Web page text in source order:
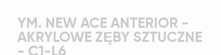
YM. NEW ACE ANTERIOR -
AKRYLOWE ZĘBY SZTUCZNE
- C1-L6